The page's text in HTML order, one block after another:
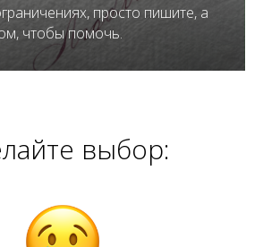
просто пишите, а
чтобы помочь.
выбор: